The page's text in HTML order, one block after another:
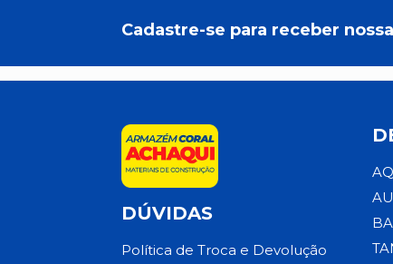
Cadastre-se para receber
DÚVIDAS
Política de Troca e Devolução